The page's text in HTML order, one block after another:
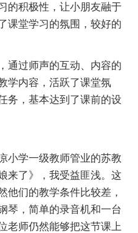
的积极性，让小朋友融于
课堂学习的氛围，较好的
通过师声的互动、内容的
学内容，活跃了课堂氛
务，基本达到了课前的设
小学一级教师管业的苏教
来了》，我受益匪浅。这
他们的教学条件比较差，
琴，简单的录音机和一台
老师仍然能够把这节课上